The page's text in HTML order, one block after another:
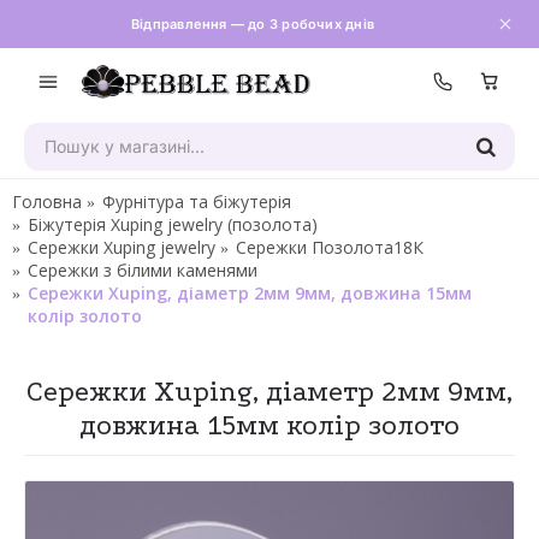
Відправлення — до 3 робочих днів
Головна
Фурнітура та біжутерія
Біжутерія Xuping jewelry (позолота)
Сережки Xuping jewelry
Сережки Позолота18К
Сережки з білими каменями
Сережки Xuping, діаметр 2мм 9мм, довжина 15мм
колір золото
Сережки Xuping, діаметр 2мм 9мм,
довжина 15мм колір золото